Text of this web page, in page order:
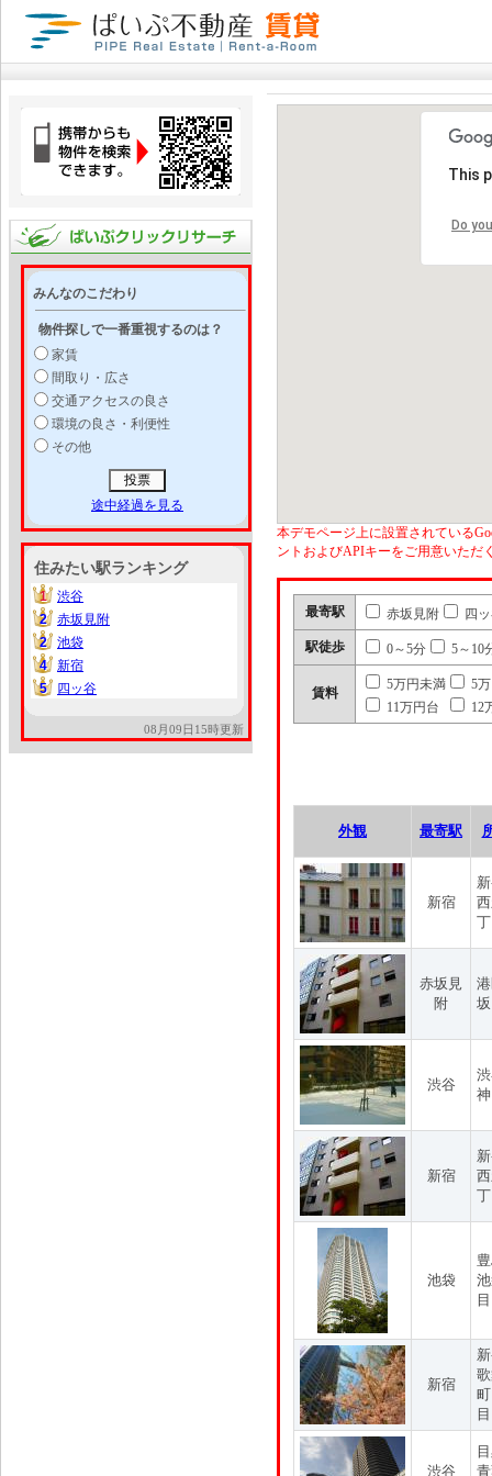
みんなのこだわり
物件探しで一番重視するのは？
家賃
間取り・広さ
交通アクセスの良さ
環境の良さ・利便性
その他
途中経過を見る
住みたい駅ランキング
1
1
渋谷
2
2
赤坂見附
2
2
池袋
4
4
新宿
5
5 四ッ谷
08月09日15時更新
This
Do
本デモページ上に設置されている
ントおよびAPIキーをご用意いただ
最寄駅 赤坂見附 四
駅徒歩 0～5分 5～10
賃料
5万円未満
5
11万円台
12
外観 最寄駅
新宿
赤坂見
附
渋谷
新宿
池袋
目
新宿
目
渋谷